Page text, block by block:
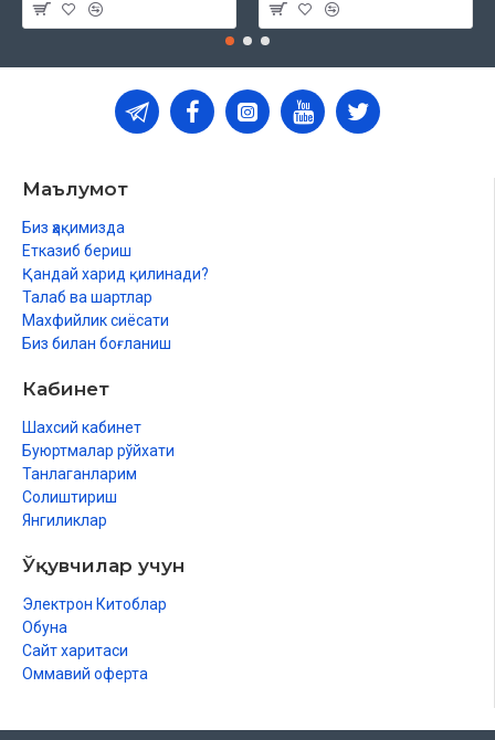
Маълумот
Биз ҳақимизда
Етказиб бериш
Қандай харид қилинади?
Талаб ва шартлар
Махфийлик сиёсати
Биз билан боғланиш
Кабинет
Шахсий кабинет
Буюртмалар рўйхати
Танлаганларим
Солиштириш
Янгиликлар
Ўқувчилар учун
Электрон Китоблар
Обуна
Сайт харитаси
Оммавий оферта